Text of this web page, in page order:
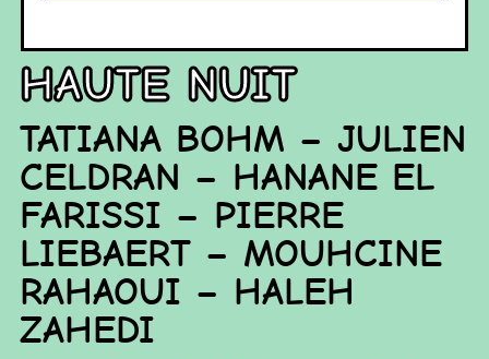
Haute Nuit
TATIANA BOHM – JULIEN
CELDRAN – HANANE EL
FARISSI – PIERRE
LIEBAERT – MOUHCINE
RAHAOUI – HALEH
ZAHEDI